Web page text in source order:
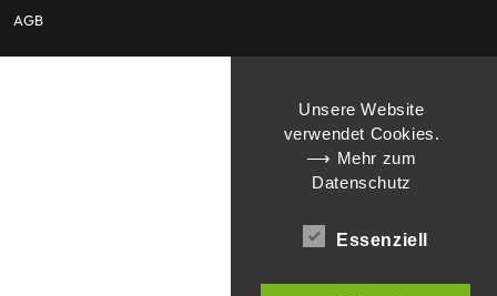
AGB
Unsere Website
verwendet Cookies.
⟶ Mehr zum
Datenschutz
Essenziell